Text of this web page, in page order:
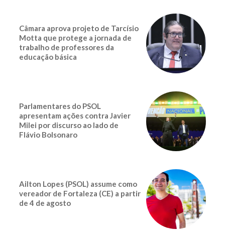
Câmara aprova projeto de Tarcísio
Motta que protege a jornada de
trabalho de professores da
educação básica
Parlamentares do PSOL
apresentam ações contra Javier
Milei por discurso ao lado de
Flávio Bolsonaro
Ailton Lopes (PSOL) assume como
vereador de Fortaleza (CE) a partir
de 4 de agosto